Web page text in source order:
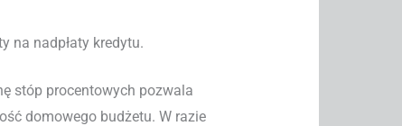
na nadpłaty kredytu.
stóp procentowych pozwala
domowego budżetu. W razie